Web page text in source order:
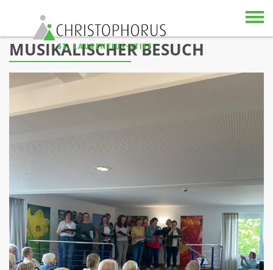
Skip to content
MUSIKALISCHER BESUCH